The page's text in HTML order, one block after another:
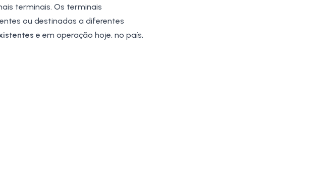
terminais. Os terminais
ou destinadas a diferentes
e em operação hoje, no país,